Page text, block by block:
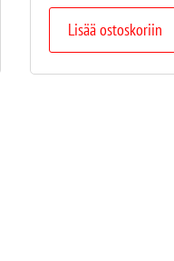
Lisää ostoskoriin